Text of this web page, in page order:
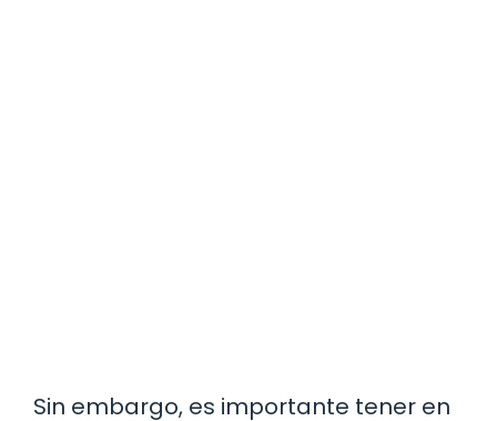
Sin embargo, es importante tener en